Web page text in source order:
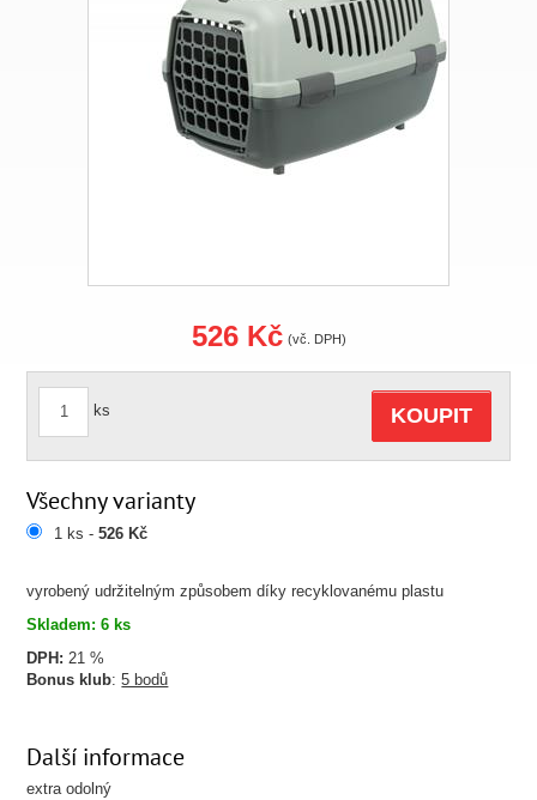
vyrobený udržitelným způsobem díky recyklovanému plastu
Skladem: 6 ks
DPH: 21 %
Bonus klub:5 bodů
526 Kč (vč. DPH)
ks KOUPIT
Všechny varianty
1 ks -526 Kč
Další informace
extra odolný